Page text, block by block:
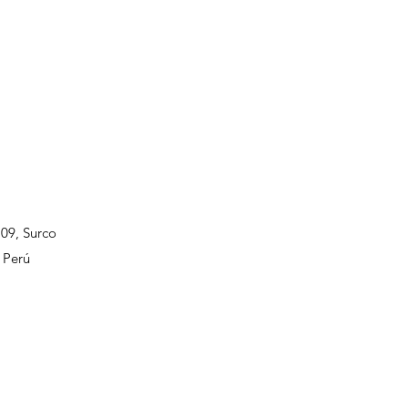
Surco